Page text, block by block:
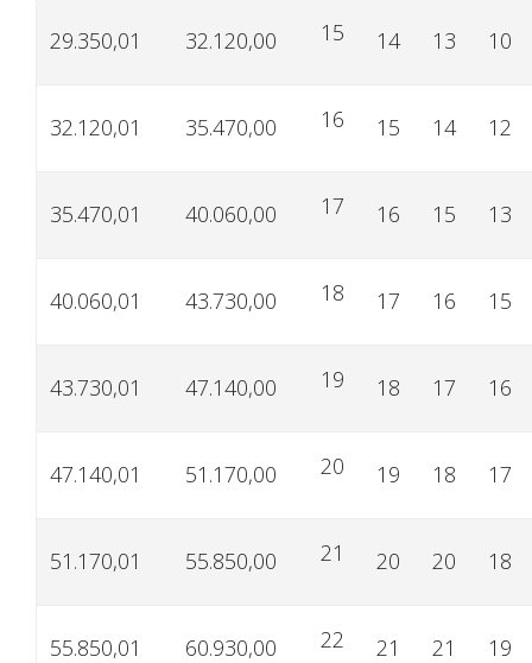
29.350,01 32.120,00 15 14 13 10
32.120,01 35.470,00 16 15 14 12
35.470,01 40.060,00 17 16 15 13
40.060,01 43.730,00 18 17 16 15
43.730,01 47.140,00 19 18 17 16
47.140,01 51.170,00 20 19 18 17
51.170,01 55.850,00 21 20 20 18
55.850,01 60.930,00 22 21 21 19